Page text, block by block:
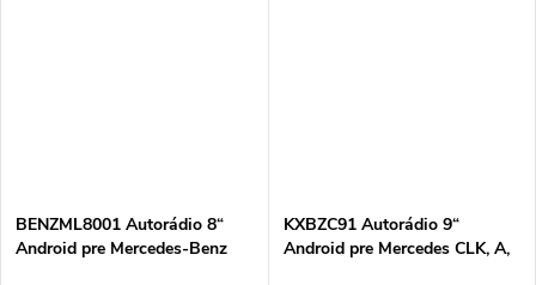
BENZML8001 Autorádio 8“
Android pre Mercedes-Benz
KXBZC91 Autorádio 9“
Android pre Mercedes CLK, A,